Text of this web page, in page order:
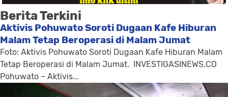
Berita Terkini
Aktivis Pohuwato Soroti Dugaan Kafe Hiburan
Malam Tetap Beroperasi di Malam Jumat
Foto: Aktivis Pohuwato Soroti Dugaan Kafe Hiburan Malam
Tetap Beroperasi di Malam Jumat. INVESTIGASINEWS.CO
Pohuwato – Aktivis...